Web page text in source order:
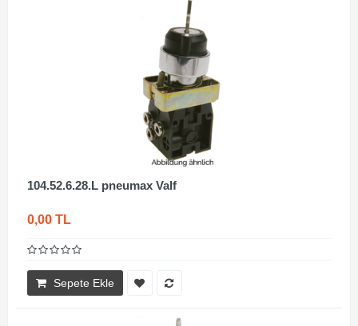
104.52.6.28.L pneumax Valf
0,00 TL
Sepete Ekle